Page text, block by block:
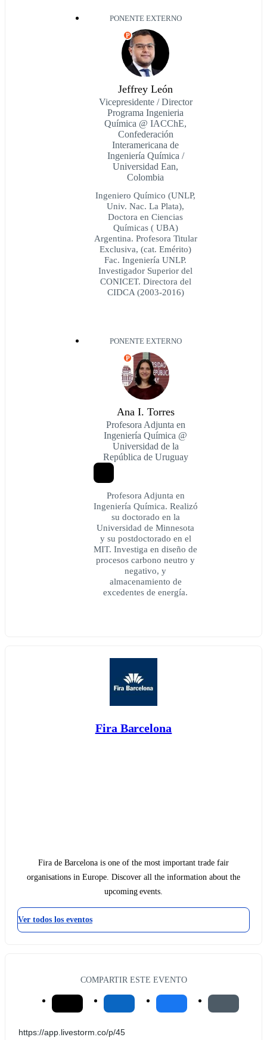
PONENTE EXTERNO
P
Jeffrey León
Vicepresidente / Director
Programa Ingenieria
Química @ IACChE,
Confederación
Interamericana de
Ingeniería Química /
Universidad Ean,
Colombia
Ingeniero Químico (UNLP,
Univ. Nac. La Plata),
Doctora en Ciencias
Químicas ( UBA)
Argentina. Profesora Titular
Exclusiva, (cat. Emérito)
Fac. Ingeniería UNLP.
Investigador Superior del
CONICET. Directora del
CIDCA (2003-2016)
PONENTE EXTERNO
P
Ana I. Torres
Profesora Adjunta en
Ingeniería Química @
Universidad de la
República de Uruguay
Profesora Adjunta en
Ingeniería Química. Realizó
su doctorado en la
Universidad de Minnesota
y su postdoctorado en el
MIT. Investiga en diseño de
procesos carbono neutro y
negativo, y
almacenamiento de
excedentes de energía.
Fira Barcelona
Fira de Barcelona is one of the most important trade fair
organisations in Europe. Discover all the information about the
upcoming events.
Ver todos los eventos
COMPARTIR ESTE EVENTO